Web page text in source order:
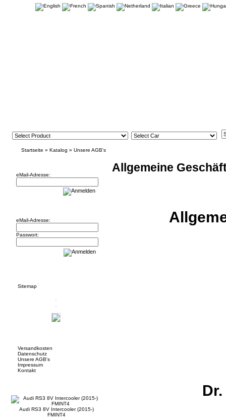
Startseite » Katalog » Unsere AGB's
eMail-Adresse:
eMail-Adresse:
Passwort:
Sitemap
Versandkosten
Datenschutz
Unsere AGB's
Impressum
Kontakt
Audi RS3 8V Intercooler (2015-)
FMINT4
Allgemeine